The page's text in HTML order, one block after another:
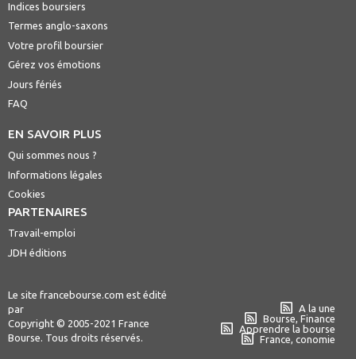
Indices boursiers
Termes anglo-saxons
Votre profil boursier
Gérez vos émotions
Jours fériés
FAQ
EN SAVOIR PLUS
Qui sommes nous ?
Informations légales
Cookies
PARTENAIRES
Travail-emploi
JDH éditions
Le site francebourse.com est édité
par
Copyright © 2005-2021 France
Bourse. Tous droits réservés.
A la une
Bourse, Finance
Apprendre la bourse
France, conomie